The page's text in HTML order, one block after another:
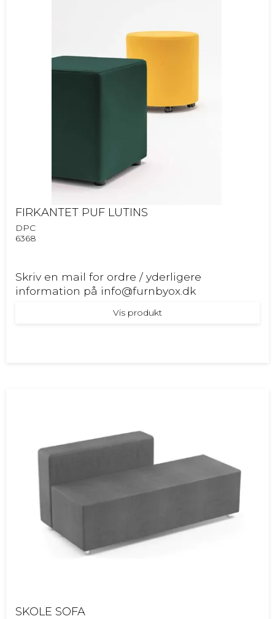
FIRKANTET PUF LUTINS
DPC
6368
Skriv en mail for ordre / yderligere
information på info@furnbyox.dk
Vis produkt
SKOLE SOFA